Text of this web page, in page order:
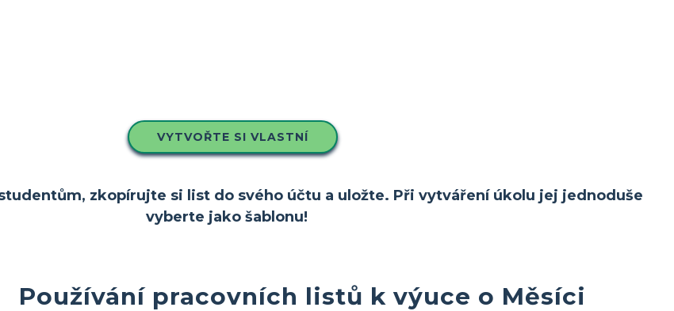
VYTVOŘTE SI VLASTNÍ
zkopírujte si list do svého účtu a uložte. Při vytváření úkolu jej jednoduše
vyberte jako šablonu!
Používání pracovních listů k výuce o Měsíci